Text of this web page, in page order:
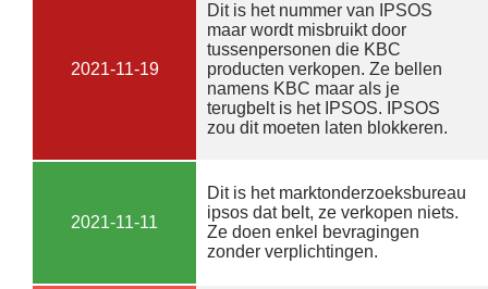
2021-11-19
Dit is het nummer van IPSOS
maar wordt misbruikt door
tussenpersonen die KBC
producten verkopen. Ze bellen
namens KBC maar als je
terugbelt is het IPSOS. IPSOS
zou dit moeten laten blokkeren.
2021-11-11
Dit is het marktonderzoeksbureau
ipsos dat belt, ze verkopen niets.
Ze doen enkel bevragingen
zonder verplichtingen.